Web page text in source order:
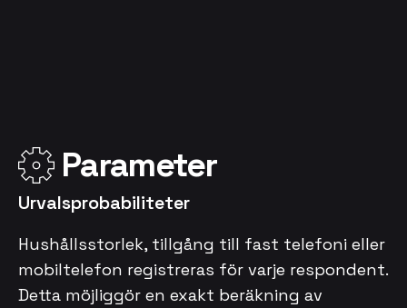
Parameter
Urvalsprobabiliteter
Hushållsstorlek, tillgång till fast telefoni eller
mobiltelefon registreras för varje respondent.
Detta möjliggör en exakt beräkning av